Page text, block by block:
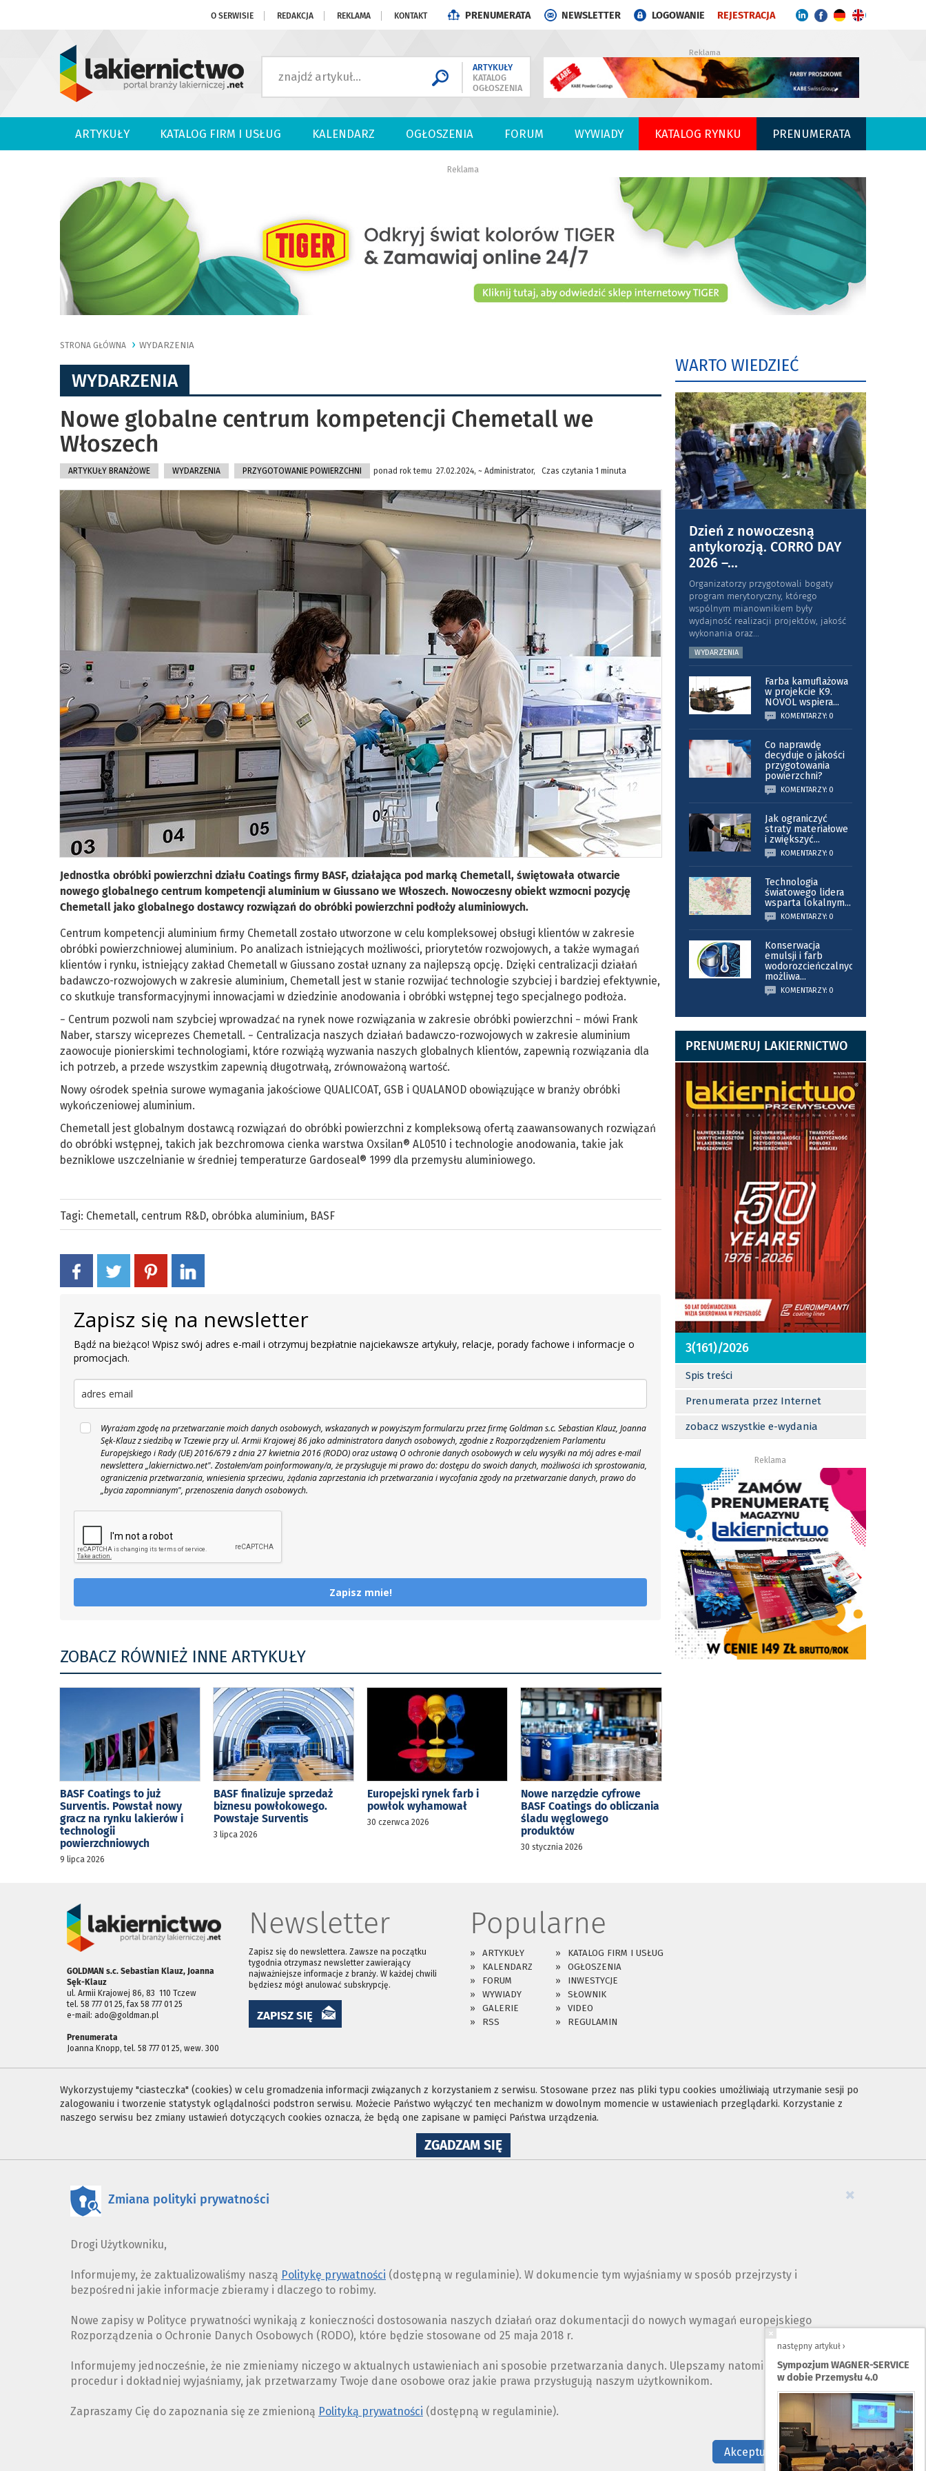
O SERWISIE REDAKCJA REKLAMA KONTAKT PRENUMERATA NEWSLETTER LOGOWANIE REJESTRACJA
ARTYKUŁY
KATALOG
OGŁOSZENIA
Reklama
ARTYKUŁY KATALOG FIRM I USŁUG KALENDARZ OGŁOSZENIA FORUM WYWIADY KATALOG RYNKU PRENUMERATA
Reklama
STRONA GŁÓWNA WYDARZENIA
WYDARZENIA
Nowe globalne centrum kompetencji Chemetall we
Włoszech
ARTYKUŁY BRANŻOWE WYDARZENIA PRZYGOTOWANIE POWIERZCHNI ponad rok temu 27.02.2024, ~ Administrator, Czas czytania 1 minuta
Jednostka obróbki powierzchni działu Coatings firmy BASF, działająca pod marką Chemetall, świętowała otwarcie
nowego globalnego centrum kompetencji aluminium w Giussano we Włoszech. Nowoczesny obiekt wzmocni pozycję
Chemetall jako globalnego dostawcy rozwiązań do obróbki powierzchni podłoży aluminiowych.
Centrum kompetencji aluminium firmy Chemetall zostało utworzone w celu kompleksowej obsługi klientów w zakresie
obróbki powierzchniowej aluminium. Po analizach istniejących możliwości, priorytetów rozwojowych, a także wymagań
klientów i rynku, istniejący zakład Chemetall w Giussano został uznany za najlepszą opcję. Dzięki centralizacji działań
badawczo-rozwojowych w zakresie aluminium, Chemetall jest w stanie rozwijać technologie szybciej i bardziej efektywnie,
co skutkuje transformacyjnymi innowacjami w dziedzinie anodowania i obróbki wstępnej tego specjalnego podłoża.
− Centrum pozwoli nam szybciej wprowadzać na rynek nowe rozwiązania w zakresie obróbki powierzchni − mówi Frank
Naber, starszy wiceprezes Chemetall. − Centralizacja naszych działań badawczo-rozwojowych w zakresie aluminium
zaowocuje pionierskimi technologiami, które rozwiążą wyzwania naszych globalnych klientów, zapewnią rozwiązania dla
ich potrzeb, a przede wszystkim zapewnią długotrwałą, zrównoważoną wartość.
Nowy ośrodek spełnia surowe wymagania jakościowe QUALICOAT, GSB i QUALANOD obowiązujące w branży obróbki
wykończeniowej aluminium.
Chemetall jest globalnym dostawcą rozwiązań do obróbki powierzchni z kompleksową ofertą zaawansowanych rozwiązań
do obróbki wstępnej, takich jak bezchromowa cienka warstwa Oxsilan® AL0510 i technologie anodowania, takie jak
bezniklowe uszczelnianie w średniej temperaturze Gardoseal® 1999 dla przemysłu aluminiowego.
Tagi: Chemetall, centrum R&D, obróbka aluminium, BASF
następny artykuł ›
Sympozjum WAGNER-SERVICE
w dobie Przemysłu 4.0
Zapisz się na newsletter
Bądź na bieżąco! Wpisz swój adres e-mail i otrzymuj bezpłatnie najciekawsze artykuły, relacje, porady fachowe i informacje o
promocjach.
Wyrażam zgodę na przetwarzanie moich danych osobowych, wskazanych w powyższym formularzu przez firmę Goldman s.c. Sebastian Klauz, Joanna
Sęk-Klauz z siedzibą w Tczewie przy ul. Armii Krajowej 86 jako administratora danych osobowych, zgodnie z Rozporządzeniem Parlamentu
Europejskiego i Rady (UE) 2016/679 z dnia 27 kwietnia 2016 (RODO) oraz ustawą O ochronie danych osobowych w celu wysyłki na mój adres e-mail
newslettera „lakiernictwo.net". Zostałem/am poinformowany/a, że przysługuje mi prawo do: dostępu do swoich danych, możliwości ich sprostowania,
ograniczenia przetwarzania, wniesienia sprzeciwu, żądania zaprzestania ich przetwarzania i wycofania zgody na przetwarzanie danych, prawo do
„bycia zapomnianym", przenoszenia danych osobowych.
Zapisz mnie!
ZOBACZ RÓWNIEŻ INNE ARTYKUŁY
BASF Coatings to już
Surventis. Powstał nowy
gracz na rynku lakierów i
technologii
powierzchniowych
9 lipca 2026
BASF finalizuje sprzedaż
biznesu powłokowego.
Powstaje Surventis
3 lipca 2026
Europejski rynek farb i
powłok wyhamował
30 czerwca 2026
Nowe narzędzie cyfrowe
BASF Coatings do obliczania
śladu węglowego
produktów
30 stycznia 2026
WARTO WIEDZIEĆ
Dzień z nowoczesną
antykorozją. CORRO DAY
2026 –...
Organizatorzy przygotowali bogaty
program merytoryczny, którego
wspólnym mianownikiem były
wydajność realizacji projektów, jakość
wykonania oraz...
WYDARZENIA
Farba kamuflażowa
w projekcie K9.
NOVOL wspiera...
KOMENTARZY: 0
Co naprawdę
decyduje o jakości
przygotowania
powierzchni?
KOMENTARZY: 0
Jak ograniczyć
straty materiałowe
i zwiększyć...
KOMENTARZY: 0
Technologia
światowego lidera
wsparta lokalnym...
KOMENTARZY: 0
Konserwacja
emulsji i farb
wodorozcieńczalnych
możliwa...
KOMENTARZY: 0
PRENUMERUJ LAKIERNICTWO
3(161)/2026
Spis treści
Prenumerata przez Internet
zobacz wszystkie e-wydania
Reklama
GOLDMAN s.c. Sebastian Klauz, Joanna
Sęk-Klauz
ul. Armii Krajowej 86, 83 ­ 110 Tczew
tel. 58 777 01 25, fax 58 777 01 25
e-mail: ado@goldman.pl
Prenumerata
Joanna Knopp, tel. 58 777 01 25, wew. 300
Newsletter
Zapisz się do newslettera. Zawsze na początku
tygodnia otrzymasz newsletter zawierający
najważniejsze informacje z branży. W każdej chwili
będziesz mógł anulować subskrypcję.
ZAPISZ SIĘ
Popularne
ARTYKUŁY
KATALOG FIRM I USŁUG
KALENDARZ
OGŁOSZENIA
FORUM
INWESTYCJE
WYWIADY
SŁOWNIK
GALERIE
VIDEO
RSS
REGULAMIN
Wykorzystujemy "ciasteczka" (cookies) w celu gromadzenia informacji związanych z korzystaniem z serwisu. Stosowane przez nas pliki typu cookies umożliwiają utrzymanie sesji po
zalogowaniu i tworzenie statystyk oglądalności podstron serwisu. Możecie Państwo wyłączyć ten mechanizm w dowolnym momencie w ustawieniach przeglądarki. Korzystanie z
naszego serwisu bez zmiany ustawień dotyczących cookies oznacza, że będą one zapisane w pamięci Państwa urządzenia.
ZGADZAM SIĘNA
WYKORZYSTANIE
×
Zmiana polityki prywatności
Drogi Użytkowniku,
Informujemy, że zaktualizowaliśmy naszą Politykę prywatności (dostępną w regulaminie). W dokumencie tym wyjaśniamy w sposób przejrzysty i
bezpośredni jakie informacje zbieramy i dlaczego to robimy.
Nowe zapisy w Polityce prywatności wynikają z konieczności dostosowania naszych działań oraz dokumentacji do nowych wymagań europejskiego
Rozporządzenia o Ochronie Danych Osobowych (RODO), które będzie stosowane od 25 maja 2018 r.
Informujemy jednocześnie, że nie zmieniamy niczego w aktualnych ustawieniach ani sposobie przetwarzania danych. Ulepszamy natomiast opis naszych
procedur i dokładniej wyjaśniamy, jak przetwarzamy Twoje dane osobowe oraz jakie prawa przysługują naszym użytkownikom.
Zapraszamy Cię do zapoznania się ze zmienioną Polityką prywatności (dostępną w regulaminie).
Akceptuję Nie teraz